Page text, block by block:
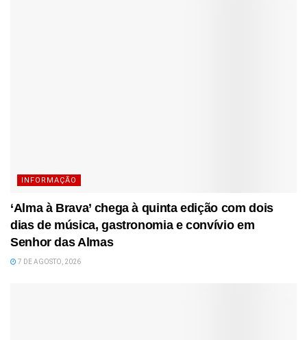
INFORMAÇÃO
‘Alma à Brava’ chega à quinta edição com dois
dias de música, gastronomia e convívio em
Senhor das Almas
7 DE AGOSTO, 2026